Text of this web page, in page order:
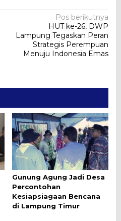
Pos berikutnya
HUT ke-26, DWP
Lampung Tegaskan Peran
Strategis Perempuan
Menuju Indonesia Emas
Gunung Agung Jadi Desa
Percontohan
Kesiapsiagaan Bencana
di Lampung Timur